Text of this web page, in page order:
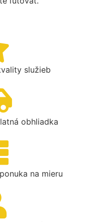
služieb
obhliadka
na mieru